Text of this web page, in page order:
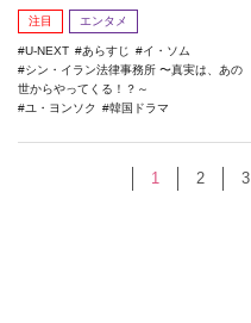
介
注目 エンタメ
U-NEXT あらすじ
イ・ソム
シン・イラン法律事務所 〜真実は、あの
世からやってくる！？～
ユ・ヨンソク
韓国ドラマ
1 2 3